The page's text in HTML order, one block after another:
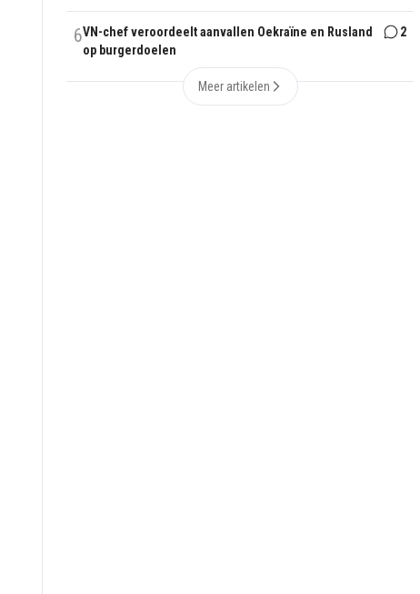
6VN-chef veroordeelt aanvallen Oekraïne en Rusland
op burgerdoelen
2
Meer artikelen